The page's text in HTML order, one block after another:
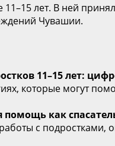
лет. В ней
Чувашии.
11–15 лет:
которые могут
помощь как
с подростками,